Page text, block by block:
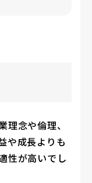
理念や倫理、
や成長よりも
性が高いでし